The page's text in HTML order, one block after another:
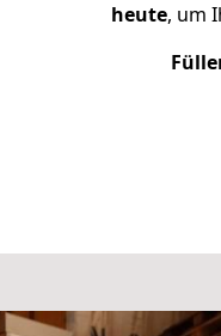
heute, um